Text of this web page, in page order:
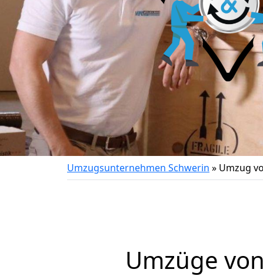
Umzugsunternehmen Schwerin » Umzug
Umzüge